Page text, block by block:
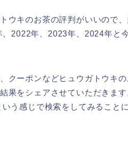
ウキのお茶の評判がいいので
2022年、2023年、2024年と
クーポンなどヒュウガトウキ
果をシェアさせていただきま
う感じで検索をしてみること